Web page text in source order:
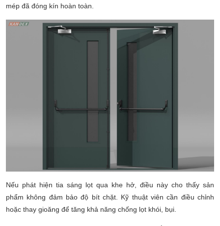
mép đã đóng kín hoàn toàn.
Nếu phát hiện tia sáng lọt qua khe hở, điều này cho thấy sản
phẩm không đảm bảo độ bít chặt. Kỹ thuật viên cần điều chỉnh
hoặc thay gioăng để tăng khả năng chống lọt khói, bụi.